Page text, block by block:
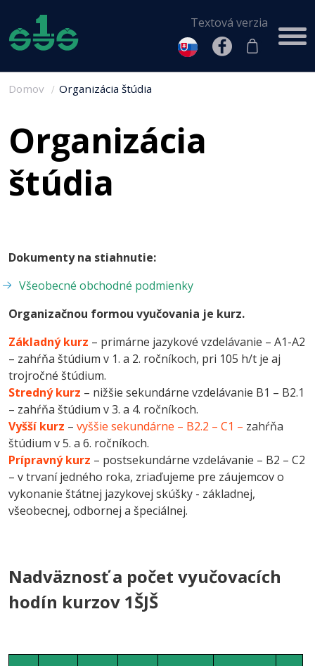
Textová verzia
Domov Organizácia štúdia
Organizácia
štúdia
Dokumenty na stiahnutie:
Všeobecné obchodné podmienky
Organizačnou formou vyučovania je kurz.
Základný kurz – primárne jazykové vzdelávanie – A1-A2
– zahŕňa štúdium v 1. a 2. ročníkoch, pri 105 h/t je aj
trojročné štúdium.
Stredný kurz – nižšie sekundárne vzdelávanie B1 – B2.1
– zahŕňa štúdium v 3. a 4. ročníkoch.
Vyšší kurz – vyššie sekundárne – B2.2 – C1 – zahŕňa
štúdium v 5. a 6. ročníkoch.
Prípravný kurz – postsekundárne vzdelávanie – B2 – C2
– v trvaní jedného roka, zriaďujeme pre záujemcov o
vykonanie štátnej jazykovej skúšky - základnej,
všeobecnej, odbornej a špeciálnej.
Nadväznosť a počet vyučovacích
hodín kurzov 1ŠJŠ